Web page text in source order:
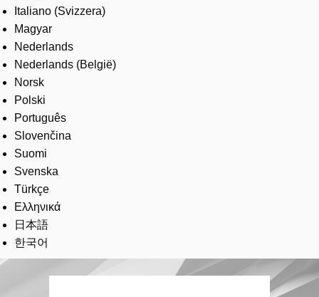
Italiano (Svizzera)
Magyar
Nederlands
Nederlands (België)
Norsk
Polski
Português
Slovenčina
Suomi
Svenska
Türkçe
Ελληνικά
日本語
한국어